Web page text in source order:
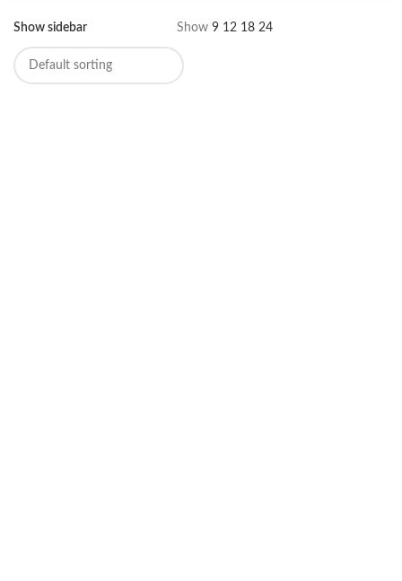
Show sidebar Show 9 12 18 24